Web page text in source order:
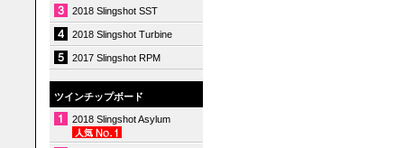
2018 Slingshot SST
2018 Slingshot Turbine
2017 Slingshot RPM
ツインチップボード
2018 Slingshot Asylum